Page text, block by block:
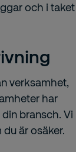
och i taket
verksamhet,
har
bransch. Vi
är osäker.